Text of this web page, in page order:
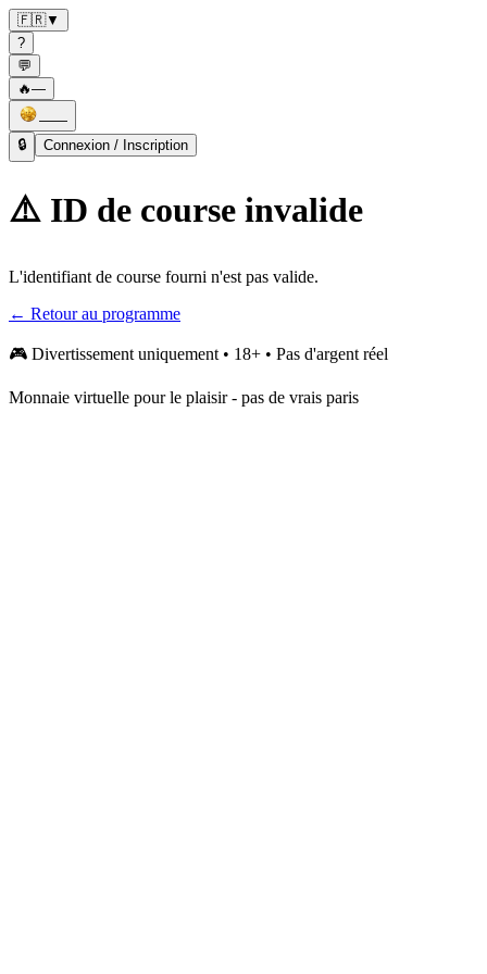
🇫🇷▼
?
💬
🔥—
——
🔒
Connexion / Inscription
⚠️ ID de course invalide
L'identifiant de course fourni n'est pas valide.
← Retour au programme
🎮 Divertissement uniquement • 18+ • Pas d'argent réel
Monnaie virtuelle pour le plaisir - pas de vrais paris